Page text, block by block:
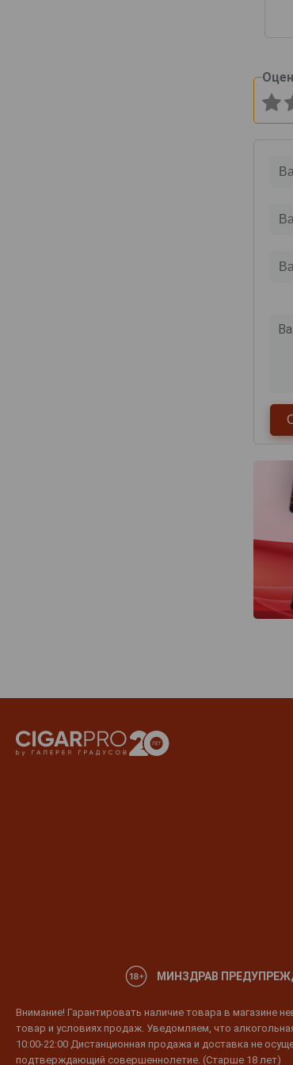
МИНЗДРАВ
Внимание! Гарантировать наличие товара в магазине
товар и условиях продаж. Уведомляем, что
10:00-22:00 Дистанционная продажа и доставка не
подтверждающий совершеннолетие. (Старше 18 лет)